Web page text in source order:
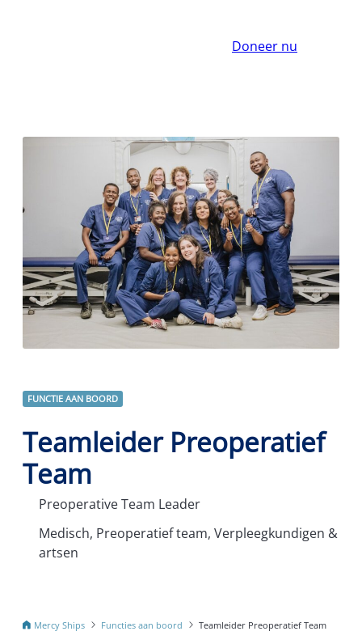
Doneer nu
FUNCTIE AAN BOORD
Teamleider Preoperatief
Team
Preoperative Team Leader
Medisch, Preoperatief team, Verpleegkundigen &
artsen
Mercy Ships Functies aan boord Teamleider Preoperatief Team